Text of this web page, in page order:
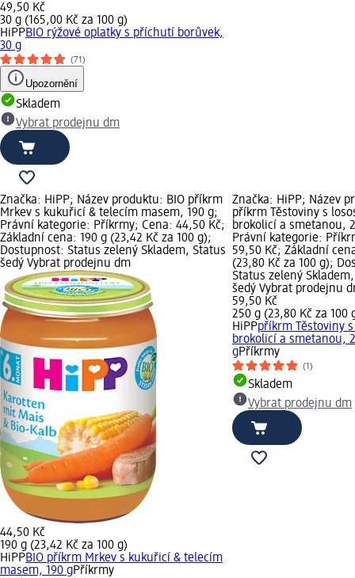
49,50 Kč
30 g (165,00 Kč za 100 g)
HiPPBIO rýžové oplatky s příchutí borůvek,
30 g
(71)
Upozornění
Skladem
Vybrat prodejnu dm
Značka: HiPP; Název produktu: BIO příkrm
Mrkev s kukuřicí & telecím masem, 190 g;
Právní kategorie: Příkrmy; Cena: 44,50 Kč;
Základní cena: 190 g (23,42 Kč za 100 g);
Dostupnost: Status zelený Skladem, Status
šedý Vybrat prodejnu dm
44,50 Kč
190 g (23,42 Kč za 100 g)
HiPPBIO příkrm Mrkev s kukuřicí & telecím
masem, 190 gPříkrmy
Značka: HiPP; Název
příkrm Těstoviny s
brokolicí a smetanou,
Právní kategorie:
59,50 Kč; Základní
(23,80 Kč za 100 g);
Status zelený
šedý Vybrat prodejnu
59,50 Kč
250 g (23,80 Kč za 100
HiPPpříkrm Těstoviny
brokolicí a smetanou,
gPříkrmy
(1)
Skladem
Vybrat prodejnu dm